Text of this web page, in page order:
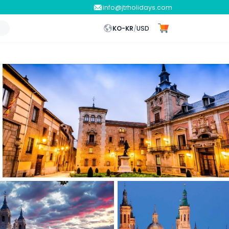
info@jtrholidays.com
KO-KR/USD